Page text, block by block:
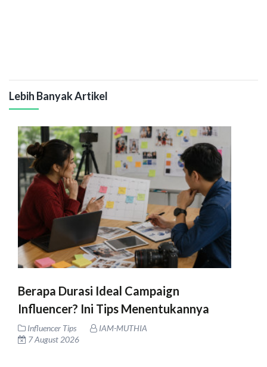
Lebih Banyak Artikel
Berapa Durasi Ideal Campaign
Influencer? Ini Tips Menentukannya
Influencer Tips
IAM-MUTHIA
7 August 2026